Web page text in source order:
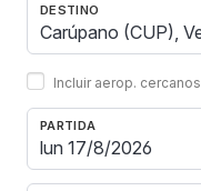
DESTINO
Incluir aerop. cercanos
PARTIDA